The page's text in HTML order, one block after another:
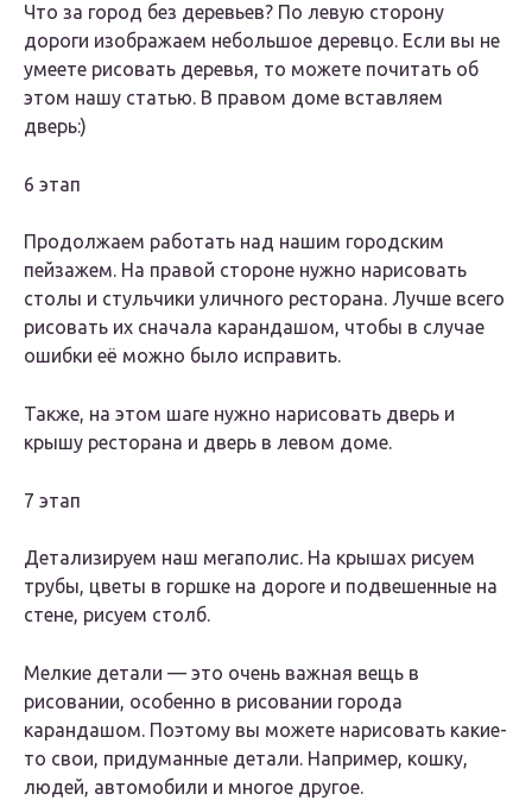
Что за город без деревьев? По левую сторону
дороги изображаем небольшое деревцо. Если вы не
умеете рисовать деревья, то можете почитать об
этом нашу статью. В правом доме вставляем
дверь:)
6 этап
Продолжаем работать над нашим городским
пейзажем. На правой стороне нужно нарисовать
столы и стульчики уличного ресторана. Лучше всего
рисовать их сначала карандашом, чтобы в случае
ошибки её можно было исправить.
Также, на этом шаге нужно нарисовать дверь и
крышу ресторана и дверь в левом доме.
7 этап
Детализируем наш мегаполис. На крышах рисуем
трубы, цветы в горшке на дороге и подвешенные на
стене, рисуем столб.
Мелкие детали — это очень важная вещь в
рисовании, особенно в рисовании города
карандашом. Поэтому вы можете нарисовать какие-
то свои, придуманные детали. Например, кошку,
людей, автомобили и многое другое.